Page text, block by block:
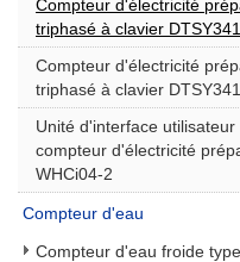
Compteur d'électricité
triphasé à clavier
Compteur d'électricité
triphasé à clavier
Unité d'interface utilisateur
compteur d'électricité
WHCi04-2
Compteur d'eau
Compteur d'eau froide type